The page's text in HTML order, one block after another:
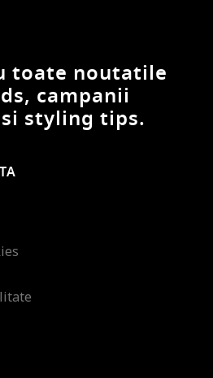
toate noutatile
campanii
styling tips.